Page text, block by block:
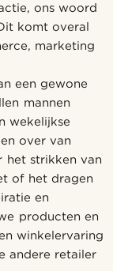
ons woord
komt overal
marketing
een gewone
mannen
wekelijkse
over van
het strikken van
of het dragen
en
producten en
winkelervaring
andere retailer